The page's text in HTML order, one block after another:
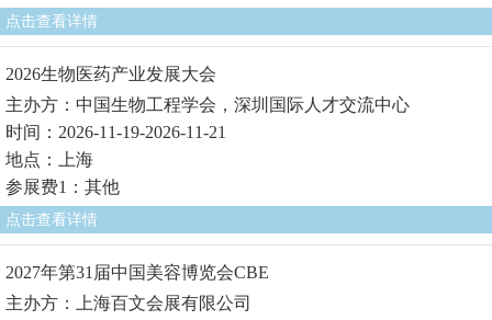
点击查看详情
2026生物医药产业发展大会
主办方：中国生物工程学会，深圳国际人才交流中心
时间：2026-11-19-2026-11-21
地点：上海
参展费1：其他
点击查看详情
2027年第31届中国美容博览会CBE
主办方：上海百文会展有限公司